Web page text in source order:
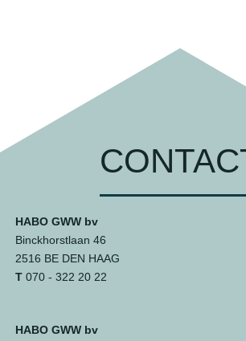
HABO GWW bv
Binckhorstlaan 46
2516 BE DEN HAAG
T070 - 322 20 22
HABO GWW bv